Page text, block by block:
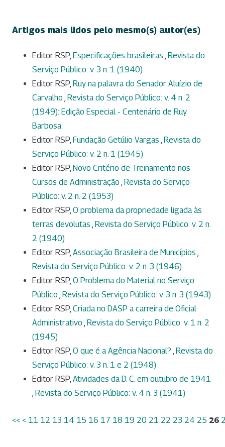
Artigos mais lidos pelo mesmo(s) autor(es)
Editor RSP, Especificações brasileiras , Revista do
Serviço Público: v. 3 n. 1 (1940)
Editor RSP, Ruy na palavra do Senador Aluízio de
Carvalho , Revista do Serviço Público: v. 4 n. 2
(1949): Edição Especial - Centenário de Ruy
Barbosa
Editor RSP, Fundação Getúlio Vargas , Revista do
Serviço Público: v. 2 n. 1 (1945)
Editor RSP, Novo Critério de Treinamento nos
Cursos de Administração , Revista do Serviço
Público: v. 2 n. 2 (1953)
Editor RSP, O problema da propriedade ligada às
terras devolutas , Revista do Serviço Público: v. 2 n.
2 (1940)
Editor RSP, Associação Brasileira de Municípios ,
Revista do Serviço Público: v. 2 n. 3 (1946)
Editor RSP, O Problema do Material no Serviço
Público , Revista do Serviço Público: v. 3 n. 3 (1943)
Editor RSP, Criada no DASP a carreira de Oficial
Administrativo , Revista do Serviço Público: v. 1 n. 2
(1945)
Editor RSP, O que é a Agência Nacional? , Revista do
Serviço Público: v. 3 n. 1 e 2 (1948)
Editor RSP, Atividades da D. C. em outubro de 1941
, Revista do Serviço Público: v. 4 n. 3 (1941)
<< < 11 12 13 14 15 16 17 18 19 20 21 22 23 24 25 26